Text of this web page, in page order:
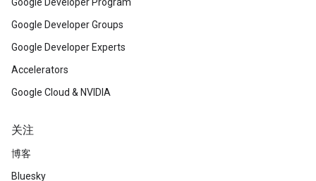
Google Developer Groups
Google Developer Experts
Accelerators
Google Cloud & NVIDIA
关注
博客
Bluesky